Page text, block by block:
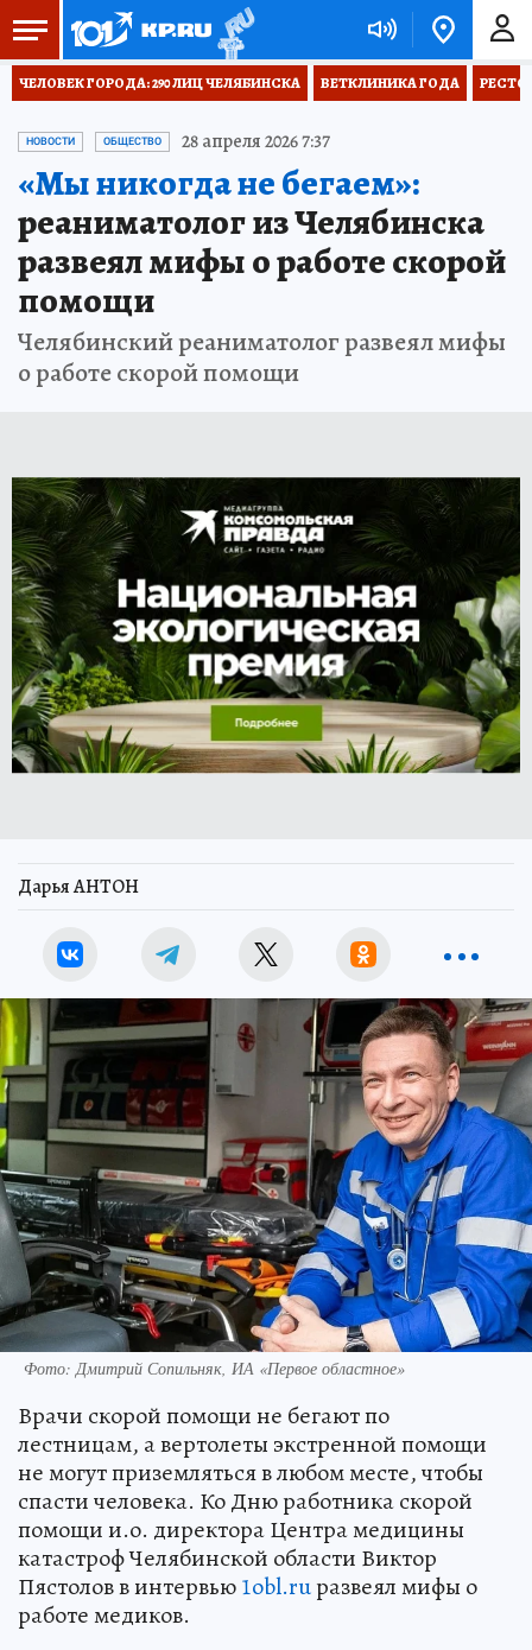
ЧЕЛОВЕК ГОРОДА: 290 ЛИЦ ЧЕЛЯБИНСКА ВЕТКЛИНИКА ГОДА
НОВОСТИ ОБЩЕСТВО 28 апреля 2026 7:37
«Мы никогда не бегаем»:
реаниматолог из Челябинска
развеял мифы о работе скорой
помощи
Челябинский реаниматолог развеял мифы
о работе скорой помощи
Дарья АНТОН
Фото: Дмитрий Сопильняк, ИА «Первое областное»
Врачи скорой помощи не бегают по
лестницам, а вертолеты экстренной помощи
не могут приземляться в любом месте, чтобы
спасти человека. Ко Дню работника скорой
помощи и.о. директора Центра медицины
катастроф Челябинской области Виктор
Пястолов в интервью1obl.ruразвеял мифы о
работе медиков.